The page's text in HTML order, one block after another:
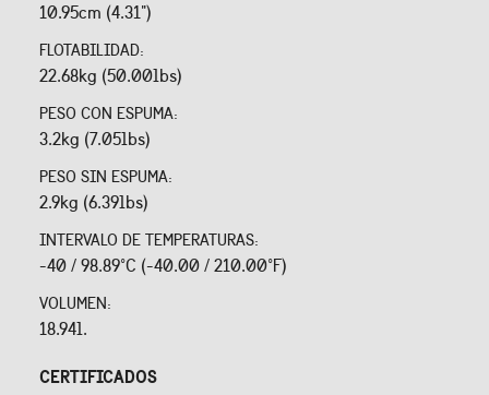
10.95cm (4.31")
FLOTABILIDAD:
22.68kg (50.00lbs)
PESO CON ESPUMA:
3.2kg (7.05lbs)
PESO SIN ESPUMA:
2.9kg (6.39lbs)
INTERVALO DE TEMPERATURAS:
-40 / 98.89°C (-40.00 / 210.00°F)
VOLUMEN:
18.94l.
CERTIFICADOS